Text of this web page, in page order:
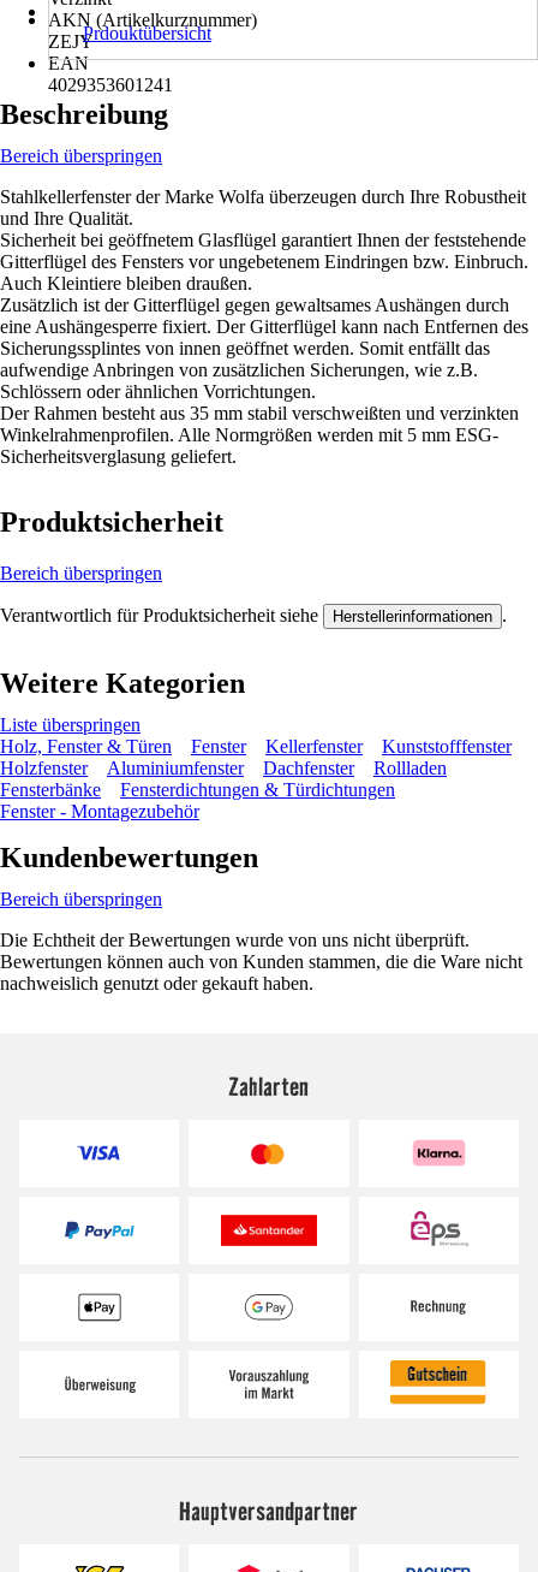
AKN (Artikelkurznummer)
ZEJY
EAN
4029353601241
Prdouktübersicht
Beschreibung
Bereich überspringen
Stahlkellerfenster der Marke Wolfa überzeugen durch Ihre Robustheit
und Ihre Qualität.
Sicherheit bei geöffnetem Glasflügel garantiert Ihnen der feststehende
Gitterflügel des Fensters vor ungebetenem Eindringen bzw. Einbruch.
Auch Kleintiere bleiben draußen.
Zusätzlich ist der Gitterflügel gegen gewaltsames Aushängen durch
eine Aushängesperre fixiert. Der Gitterflügel kann nach Entfernen des
Sicherungssplintes von innen geöffnet werden. Somit entfällt das
aufwendige Anbringen von zusätzlichen Sicherungen, wie z.B.
Schlössern oder ähnlichen Vorrichtungen.
Der Rahmen besteht aus 35 mm stabil verschweißten und verzinkten
Winkelrahmenprofilen. Alle Normgrößen werden mit 5 mm ESG-
Sicherheitsverglasung geliefert.
Produktsicherheit
Bereich überspringen
Verantwortlich für Produktsicherheit siehe Herstellerinformationen .
Weitere Kategorien
Liste überspringen
Holz, Fenster & Türen
Fenster Kellerfenster
Kunststofffenster
Holzfenster
Aluminiumfenster Dachfenster
Rollladen
Fensterbänke
Fensterdichtungen & Türdichtungen
Fenster - Montagezubehör
Kundenbewertungen
Bereich überspringen
Die Echtheit der Bewertungen wurde von uns nicht überprüft.
Bewertungen können auch von Kunden stammen, die die Ware nicht
nachweislich genutzt oder gekauft haben.
Zahlarten
Hauptversandpartner